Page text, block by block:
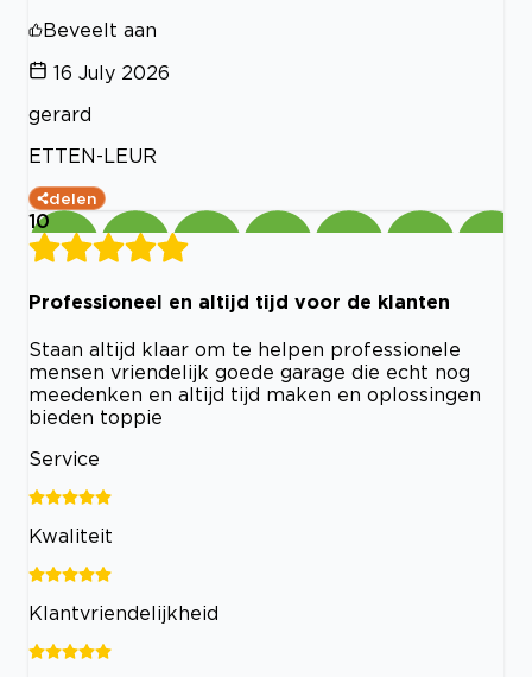
Beveelt aan
16 July 2026
gerard
ETTEN-LEUR
delen
10
Professioneel en altijd tijd voor de klanten
Staan altijd klaar om te helpen professionele
mensen vriendelijk goede garage die echt nog
meedenken en altijd tijd maken en oplossingen
bieden toppie
Service
Kwaliteit
Klantvriendelijkheid